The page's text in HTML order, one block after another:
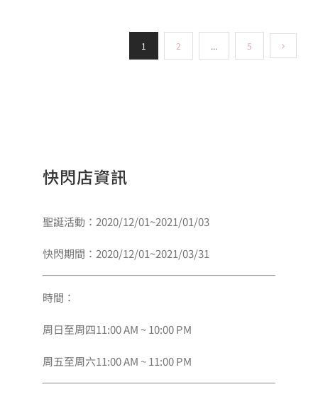
1 2 ... 5
快閃店資訊
聖誕活動：2020/12/01~2021/01/03
快閃期間：2020/12/01~2021/03/31
時間：
周日至周四11:00 AM ~ 10:00 PM
周五至周六11:00 AM ~ 11:00 PM